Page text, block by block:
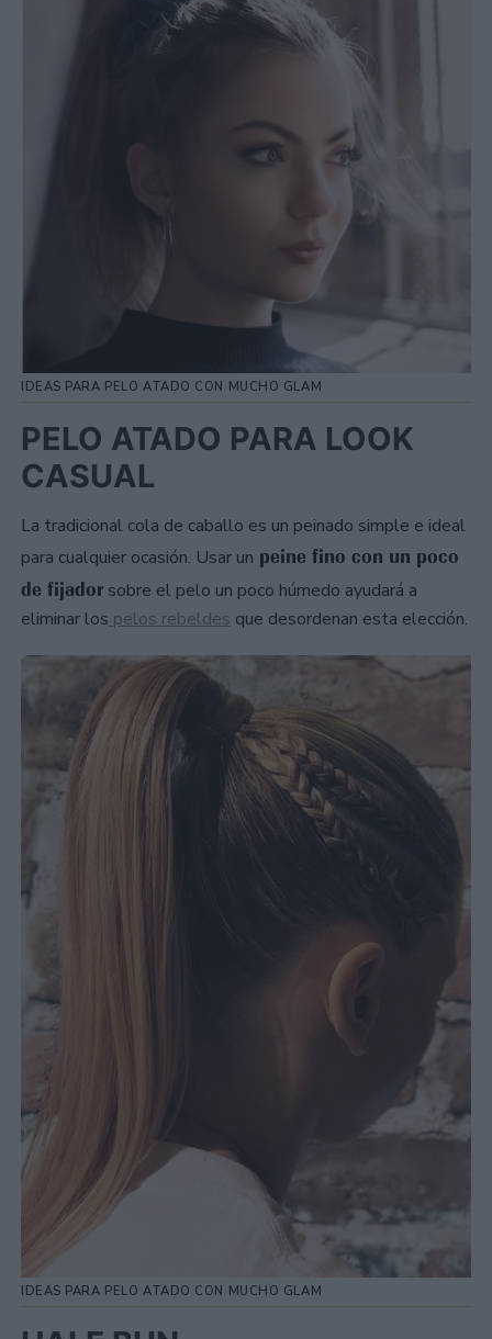
IDEAS PARA PELO ATADO CON MUCHO GLAM
PELO ATADO PARA LOOK
CASUAL
La tradicional cola de caballo es un peinado simple e ideal
para cualquier ocasión. Usar un peine fino con un poco
de fijador sobre el pelo un poco húmedo ayudará a
eliminar los pelos rebeldes que desordenan esta elección.
IDEAS PARA PELO ATADO CON MUCHO GLAM